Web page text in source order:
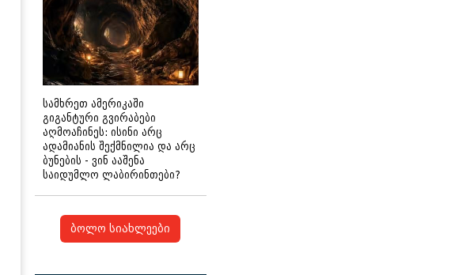
სამხრეთ ამერიკაში
გიგანტური გვირაბები
აღმოაჩინეს: ისინი არც
ადამიანის შექმნილია და არც
ბუნების - ვინ ააშენა
საიდუმლო ლაბირინთები?
ბოლო სიახლეები